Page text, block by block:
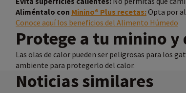
Aliméntalo con Minino® Plus recetas:Opta por
Conoce aquí los beneficios del Alimento Húmedo
Protege a tu minino
Las olas de calor pueden ser peligrosas para los
ambiente para protegerlo del calor.
Noticias similares